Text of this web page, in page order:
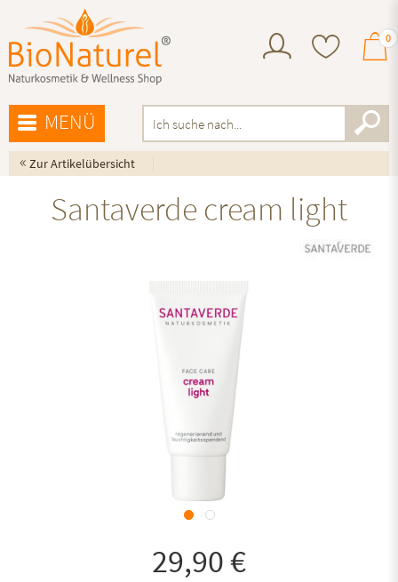
0
MENÜ
« Zur Artikelübersicht
Santaverde cream light
29,90 €